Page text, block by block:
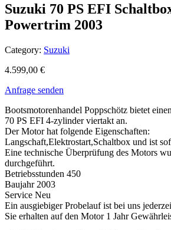
Suzuki 70 PS EFI
Powertrim 2003
Category: Suzuki
4.599,00 €
Anfrage senden
Bootsmotorenhandel Poppschötz bietet
70 PS EFI 4-zylinder viertakt an.
Der Motor hat folgende Eigenschaften:
Langschaft,Elektrostart,Schaltbox und ist
Eine technische Überprüfung des Motors
durchgeführt.
Betriebsstunden 450
Baujahr 2003
Service Neu
Ein ausgiebiger Probelauf ist bei uns
Sie erhalten auf den Motor 1 Jahr